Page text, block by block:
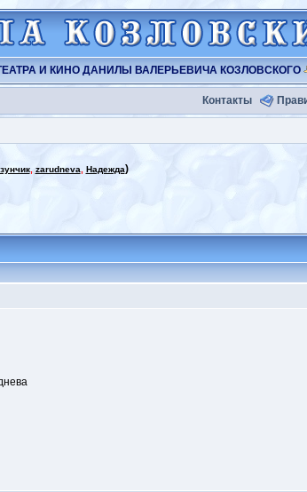
И КИНО ДАНИЛЫ ВАЛЕРЬЕВИЧА КОЗЛОВСКОГО
Контакты
, zarudneva Надежда)